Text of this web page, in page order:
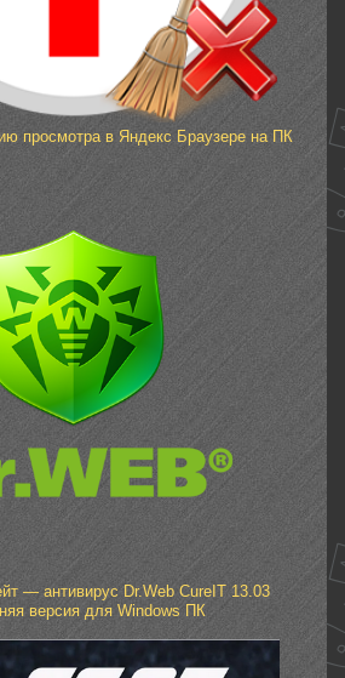
просмотра в Яндекс Браузере на ПК
— антивирус Dr.Web CureIT 13.03
версия для Windows ПК